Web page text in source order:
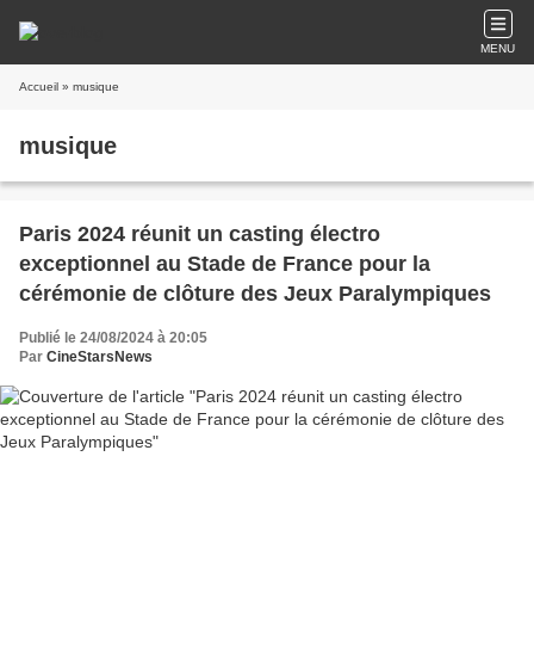
MENU
Accueil » musique
musique
Paris 2024 réunit un casting électro
exceptionnel au Stade de France pour la
cérémonie de clôture des Jeux Paralympiques
Publié le 24/08/2024 à 20:05
Par CineStarsNews